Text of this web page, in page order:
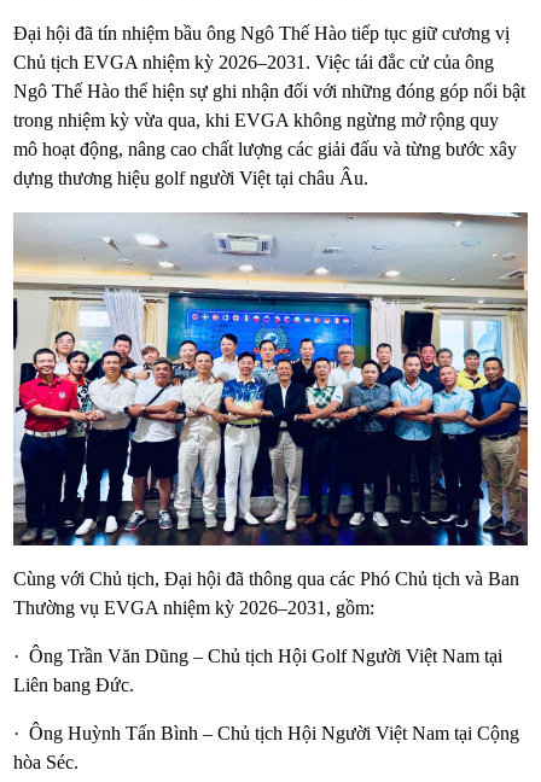
Đại hội đã tín nhiệm bầu ông Ngô Thế Hào tiếp tục giữ cương vị
Chủ tịch EVGA nhiệm kỳ 2026–2031. Việc tái đắc cử của ông
Ngô Thế Hào thể hiện sự ghi nhận đối với những đóng góp nổi bật
trong nhiệm kỳ vừa qua, khi EVGA không ngừng mở rộng quy
mô hoạt động, nâng cao chất lượng các giải đấu và từng bước xây
dựng thương hiệu golf người Việt tại châu Âu.
Cùng với Chủ tịch, Đại hội đã thông qua các Phó Chủ tịch và Ban
Thường vụ EVGA nhiệm kỳ 2026–2031, gồm:
· Ông Trần Văn Dũng – Chủ tịch Hội Golf Người Việt Nam tại
Liên bang Đức.
· Ông Huỳnh Tấn Bình – Chủ tịch Hội Người Việt Nam tại Cộng
hòa Séc.